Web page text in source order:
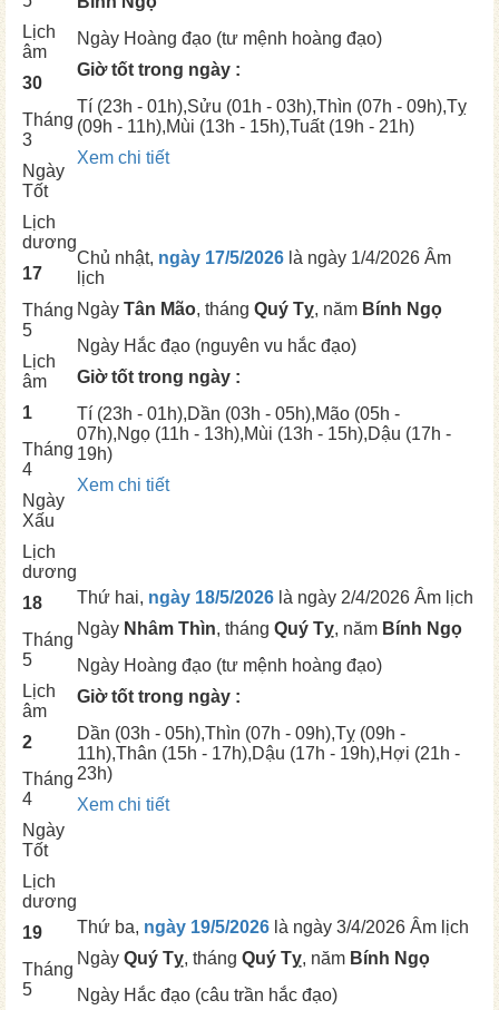
Lịch
âm
30
Tháng
3
Ngày
Tốt
Ngày Hoàng đạo (tư mệnh hoàng đạo)
Giờ tốt trong ngày :
Tí (23h - 01h),Sửu (01h - 03h),Thìn (07h - 09h),Tỵ
(09h - 11h),Mùi (13h - 15h),Tuất(19h - 21h)
Xem chi tiết
Lịch
dương
17
Tháng
5
Lịch
âm
1
Tháng
4
Ngày
Xấu
Chủ nhật, ngày 17/5/2026 là ngày 1/4/2026 Âm
lịch
Ngày Tân Mão, tháng Quý Tỵ, năm Bính Ngọ
Ngày Hắc đạo (nguyên vu hắc đạo)
Giờ tốt trong ngày :
Tí (23h - 01h),Dần (03h - 05h),Mão (05h -
07h),Ngọ (11h - 13h),Mùi (13h - 15h),Dậu (17h -
19h)
Xem chi tiết
Lịch
dương
18
Tháng
5
Lịch
âm
2
Tháng
4
Ngày
Tốt
Thứ hai, ngày 18/5/2026 là ngày 2/4/2026 Âm lịch
Ngày Nhâm Thìn, tháng Quý Tỵ, năm Bính Ngọ
Ngày Hoàng đạo (tư mệnh hoàng đạo)
Giờ tốt trong ngày :
Dần (03h - 05h),Thìn (07h - 09h),Tỵ (09h -
11h),Thân (15h - 17h),Dậu (17h - 19h),Hợi (21h -
23h)
Xem chi tiết
Lịch
dương
19
Tháng
5
Thứ ba, ngày 19/5/2026 là ngày 3/4/2026 Âm lịch
Ngày Quý Tỵ, tháng Quý Tỵ, năm Bính Ngọ
Ngày Hắc đạo (câu trần hắc đạo)